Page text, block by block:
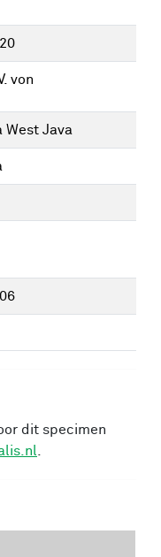
von
West Java
dit specimen